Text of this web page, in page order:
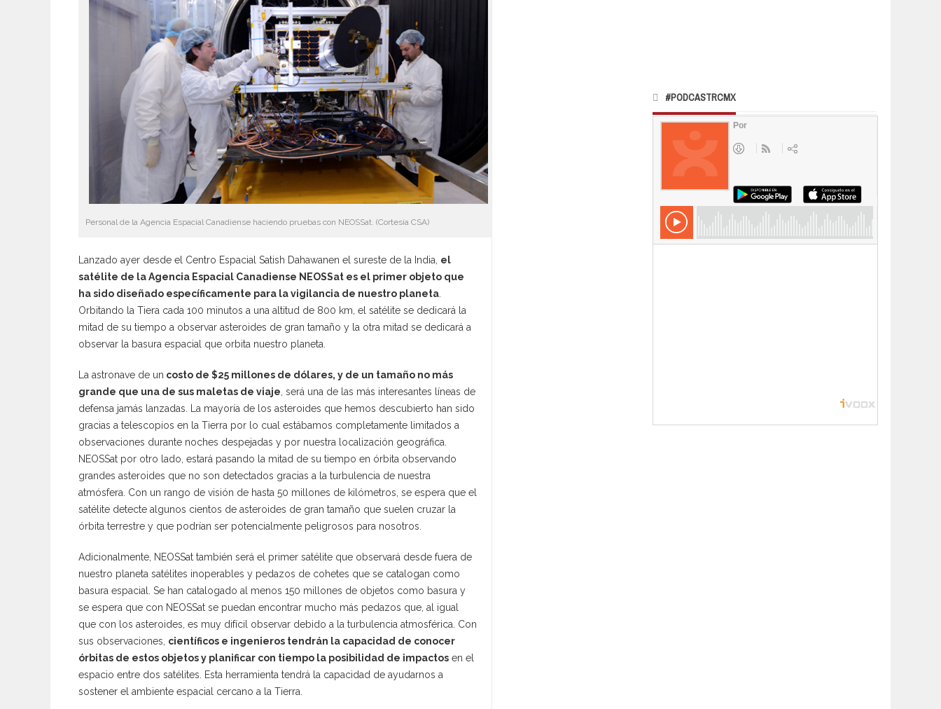
Personal de la Agencia Espacial Canadiense haciendo pruebas con NEOSSat. (Cortesía CSA)
Lanzado ayer desde el Centro Espacial Satish Dahawanen el sureste de la India, el
satélite de la Agencia Espacial Canadiense NEOSSat es el primer objeto que
ha sido diseñado específicamente para la vigilancia de nuestro planeta
Orbitando la Tiera cada 100 minutos a una altitud de 800 km, el satélite se dedicará la
mitad de su tiempo a observar asteroides de gran tamaño y la otra mitad se dedicará a
observar la basura espacial que orbita nuestro planeta.
La astronave de un costo de $25 millones de dólares, y de un tamaño no más
grande que una de sus maletas de viaje , será una de las más interesantes líneas de
defensa jamás lanzadas. La mayoría de los asteroides que hemos descubierto han sido
gracias a telescopios en la Tierra por lo cual estábamos completamente limitados a
observaciones durante noches despejadas y por nuestra localización geográfica.
NEOSSat por otro lado, estará pasando la mitad de su tiempo en órbita observando
grandes asteroides que no son detectados gracias a la turbulencia de nuestra
atmósfera. Con un rango de visión de hasta 50 millones de kilómetros, se espera que el
satélite detecte algunos cientos de asteroides de gran tamaño que suelen cruzar la
órbita terrestre y que podrían ser potencialmente peligrosos para nosotros.
Adicionalmente, NEOSSat también será el primer satélite que observará desde fuera de
nuestro planeta satélites inoperables y pedazos de cohetes que se catalogan como
basura espacial. Se han catalogado al menos 150 millones de objetos como basura y
se espera que con NEOSSat se puedan encontrar mucho más pedazos que, al igual
que con los asteroides, es muy difícil observar debido a la turbulencia atmosférica. Con
sus observaciones, científicos e ingenieros tendrán la capacidad de conocer
órbitas de estos objetos y planificar con tiempo la posibilidad de impactos en el
espacio entre dos satélites. Esta herramienta tendrá la capacidad de ayudarnos a
sostener el ambiente espacial cercano a la Tierra.
#PODCASTRCMX